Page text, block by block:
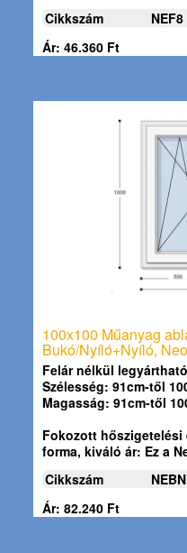
Cikkszám
Ár: 46.360 Ft
100x100 Műanyag
Bukó/Nyíló+Nyíló,
Felár nélkül
Szélesség: 91cm-től
Magasság: 91cm-től
Fokozott hőszigetelési
forma, kiváló ár: Ez a
Cikkszám
Ár: 82.240 Ft